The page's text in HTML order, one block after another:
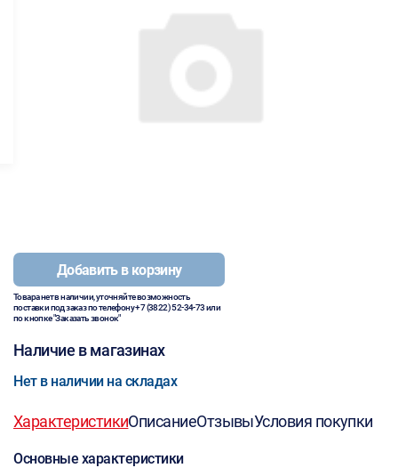
Добавить в корзину
Товара нет в наличии, уточняйте возможность
поставки под заказ по телефону+7 (3822) 52-34-73или
по кнопке "Заказать звонок"
Наличие в магазинах
Нет в наличии на складах
ХарактеристикиОписаниеОтзывыУсловия покупки
Основные характеристики